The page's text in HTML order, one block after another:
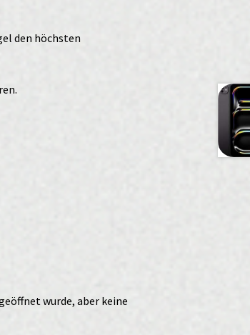
den höchsten
wurde, aber keine